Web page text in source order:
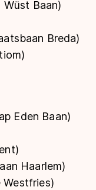
Baan)
Breda)
Eden Baan)
Haarlem)